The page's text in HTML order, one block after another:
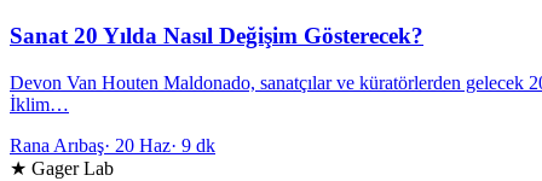
Sanat 20 Yılda Nasıl Değişim Gösterecek?
Devon Van Houten Maldonado, sanatçılar ve küratörlerden gelecek
İklim…
Rana Arıbaş· 20 Haz· 9 dk
★ Gager Lab